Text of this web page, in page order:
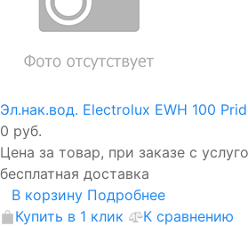
Эл.нак.вод. Electrolux EWH 100
0 руб.
Цена за товар, при заказе с
бесплатная доставка
В корзину Подробнее
Купить в 1 клик
К сравнению